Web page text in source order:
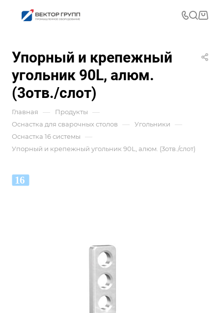
Упорный и крепежный
угольник 90L, алюм.
(3отв./слот)
Главная — Продукты —
Оснастка для сварочных столов — Угольники —
Оснастка 16 системы —
Упорный и крепежный угольник 90L, алюм. (3отв./слот)